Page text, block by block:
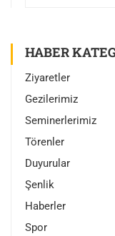
HABER
Ziyaretler
Gezilerimiz
Seminerlerimiz
Törenler
Duyurular
Şenlik
Haberler
Spor